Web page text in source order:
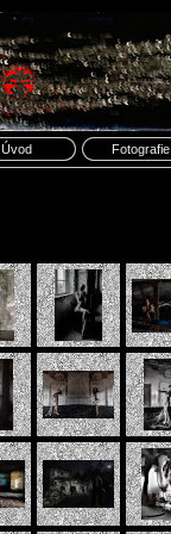
Úvod Fotografie